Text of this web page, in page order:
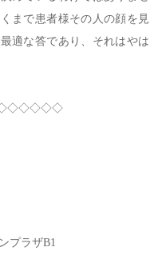
まで患者様その人の顔を見
適な答であり、それはやは
プラザB1